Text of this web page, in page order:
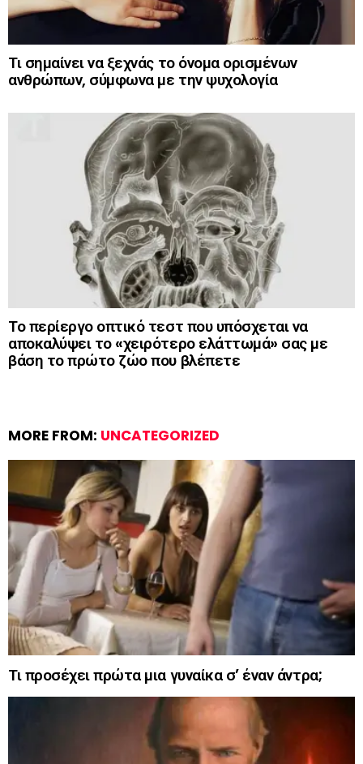
Τι σημαίνει να ξεχνάς το όνομα ορισμένων
ανθρώπων, σύμφωνα με την ψυχολογία
Το περίεργο οπτικό τεστ που υπόσχεται να
αποκαλύψει το «χειρότερο ελάττωμά» σας με
βάση το πρώτο ζώο που βλέπετε
MORE FROM: UNCATEGORIZED
Τι προσέχει πρώτα μια γυναίκα σ’ έναν άντρα;